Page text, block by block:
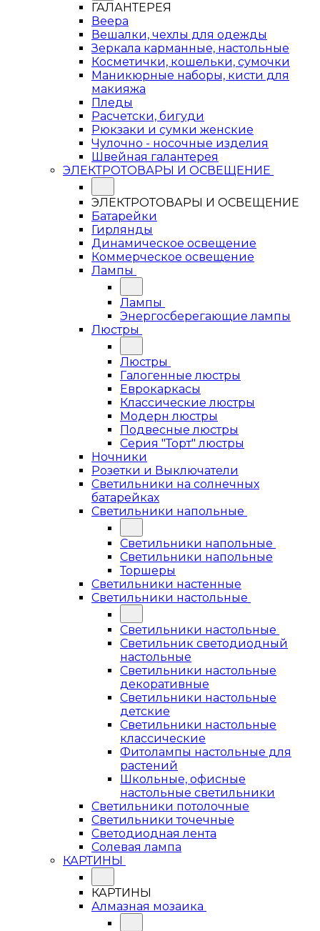
ГАЛАНТЕРЕЯ
Веера
Вешалки, чехлы для одежды
Зеркала карманные, настольные
Косметички, кошельки, сумочки
Маникюрные наборы, кисти для
макияжа
Пледы
Расчетски, бигуди
Рюкзаки и сумки женские
Чулочно - носочные изделия
Швейная галантерея
ЭЛЕКТРОТОВАРЫ И ОСВЕЩЕНИЕ
ЭЛЕКТРОТОВАРЫ И ОСВЕЩЕНИЕ
Батарейки
Гирлянды
Динамическое освещение
Коммерческое освещение
Лампы
Лампы
Энергосберегающие лампы
Люстры
Люстры
Галогенные люстры
Еврокаркасы
Классические люстры
Модерн люстры
Подвесные люстры
Серия "Торт" люстры
Ночники
Розетки и Выключатели
Светильники на солнечных
батарейках
Светильники напольные
Светильники напольные
Светильники напольные
Торшеры
Светильники настенные
Светильники настольные
Светильники настольные
Светильник светодиодный
настольные
Светильники настольные
декоративные
Светильники настольные
детские
Светильники настольные
классические
Фитолампы настольные для
растений
Школьные, офисные
настольные светильники
Светильники потолочные
Светильники точечные
Светодиодная лента
Солевая лампа
КАРТИНЫ
КАРТИНЫ
Алмазная мозаика